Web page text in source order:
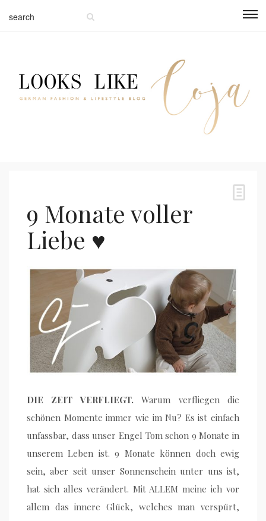
9 Monate voller
Liebe ♥
DIE ZEIT VERFLIEGT.Warum verfliegen die
schönen Momente immer wie im Nu? Es ist einfach
unfassbar, dass unser Engel Tom schon 9 Monate in
unserem Leben ist. 9 Monate können doch ewig
sein, aber seit unser Sonnenschein unter uns ist,
hat sich alles verändert. Mit ALLEM meine ich vor
allem das innere Glück, welches man verspürt,